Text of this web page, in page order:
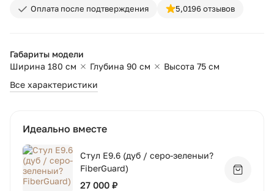
Оплата после подтверждения
5,0196 отзывов
Габариты модели
Ширина 180 см
Глубина 90 см
Высота 75 см
Все характеристики
Идеально вместе
Стул E9.6 (дуб / серо-зеленыи?
FiberGuard)
27 000 ₽